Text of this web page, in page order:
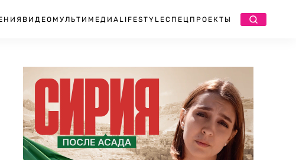
ВИДЕО МУЛЬТИМЕДИА LIFESTYLEСПЕЦПРОЕКТЫ